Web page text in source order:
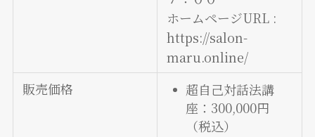
ホームページURL :
https://salon-
maru.online/
販売価格
超自己対話法講
座：300,000円
（税込）